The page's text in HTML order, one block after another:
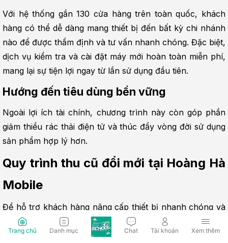
Với hệ thống gần 130 cửa hàng trên toàn quốc, khách
hàng có thể dễ dàng mang thiết bị đến bất kỳ chi nhánh
nào để được thẩm định và tư vấn nhanh chóng. Đặc biệt,
dịch vụ kiểm tra và cài đặt máy mới hoàn toàn miễn phí,
mang lại sự tiện lợi ngay từ lần sử dụng đầu tiên.
Hướng đến tiêu dùng bền vững
Ngoài lợi ích tài chính, chương trình này còn góp phần
giảm thiểu rác thải điện tử và thúc đẩy vòng đời sử dụng
sản phẩm hợp lý hơn.
Quy trình thu cũ đổi mới tại Hoàng Hà
Mobile
Để hỗ trợ khách hàng nâng cấp thiết bị nhanh chóng và
thuận tiện, Hoàng Hà Mobile xây dựng quy trình thu cũ -
đổi mới rõ ràng, chuyên nghiệp. Mỗi bước đều được thực
Trang chủ Danh mục Chat Tài khoản Xem thêm